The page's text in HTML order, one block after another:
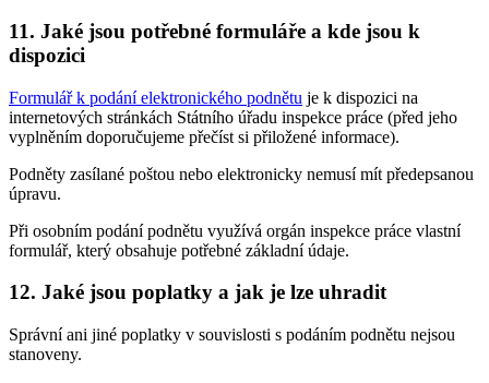
11. Jaké jsou potřebné formuláře a kde jsou k
dispozici
Formulář k podání elektronického podnětu je k dispozici na
internetových stránkách Státního úřadu inspekce práce (před jeho
vyplněním doporučujeme přečíst si přiložené informace).
Podněty zasílané poštou nebo elektronicky nemusí mít předepsanou
úpravu.
Při osobním podání podnětu využívá orgán inspekce práce vlastní
formulář, který obsahuje potřebné základní údaje.
12. Jaké jsou poplatky a jak je lze uhradit
Správní ani jiné poplatky v souvislosti s podáním podnětu nejsou
stanoveny.